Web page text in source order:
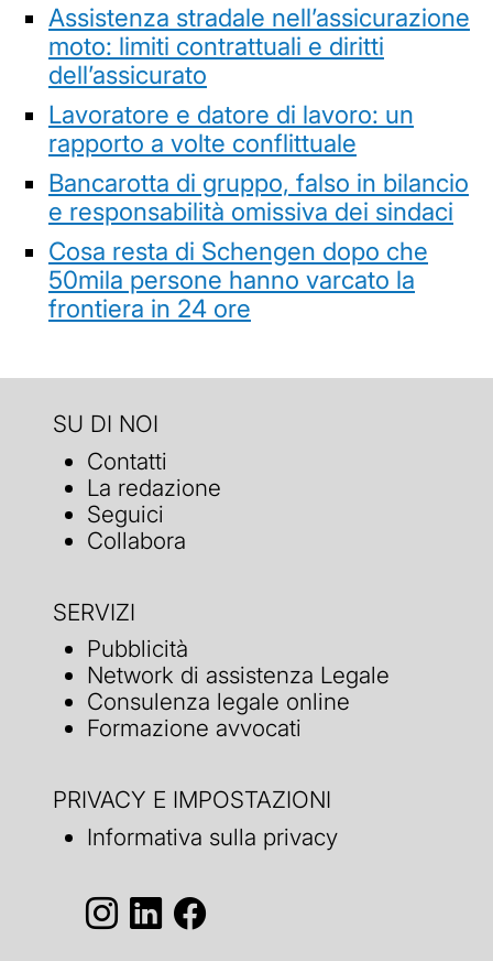
Assistenza stradale nell’assicurazione
moto: limiti contrattuali e diritti
dell’assicurato
Lavoratore e datore di lavoro: un
rapporto a volte conflittuale
Bancarotta di gruppo, falso in bilancio
e responsabilità omissiva dei sindaci
Cosa resta di Schengen dopo che
50mila persone hanno varcato la
frontiera in 24 ore
SU DI NOI
Contatti
La redazione
Seguici
Collabora
SERVIZI
Pubblicità
Network di assistenza Legale
Consulenza legale online
Formazione avvocati
PRIVACY E IMPOSTAZIONI
Informativa sulla privacy